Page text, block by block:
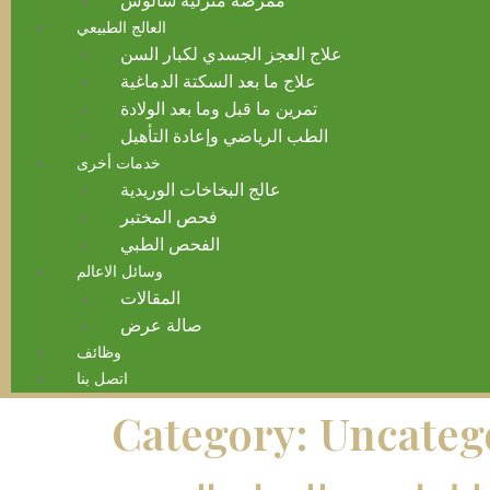
العالج الطبيعي
علاج العجز الجسدي لكبار السن
علاج ما بعد السكتة الدماغية
تمرين ما قبل وما بعد الولادة
الطب الرياضي وإعادة التأهيل
خدمات أخرى
عالج البخاخات الوريدية
فحص المختبر
الفحص الطبي
وسائل الاعالم
المقالات
صالة عرض
وظائف
اتصل بنا
Category: